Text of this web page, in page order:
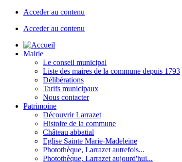
Acceder au contenu
Acceder au contenu
Mairie
Le conseil municipal
Liste des maires de la commune depuis 1793
Délibérations
Tarifs municipaux
Nous contacter
Patrimoine
Découvrir Larrazet
Histoire de la commune
Château abbatial
Eglise Sainte Marie-Madeleine
Photothèque, Larrazet autrefois...
Photothèque, Larrazet aujourd'hui...